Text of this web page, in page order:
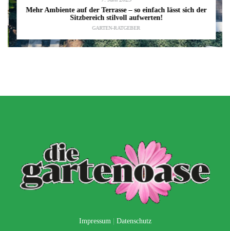
Mehr Ambiente auf der Terrasse – so einfach lässt sich der
Sitzbereich stilvoll aufwerten!
GARTEN-RATGEBER
Impressum | Datenschutz